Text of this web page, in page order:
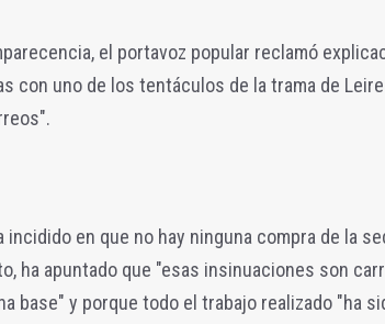
el portavoz popular reclamó
con uno de los tentáculos de la trama de
incidido en que no hay ninguna compra de la
ha apuntado que "esas insinuaciones son
base" y porque todo el trabajo realizado "ha